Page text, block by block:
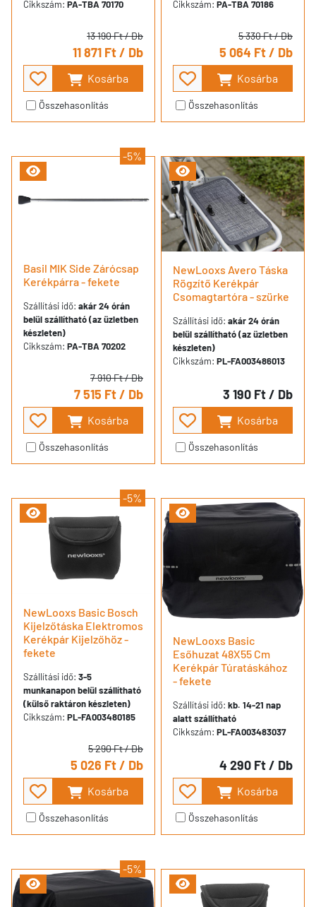
Cikkszám: PA-TBA 70170
13 190 Ft/ Db
11 871 Ft/ Db
Kosárba
Összehasonlítás
Cikkszám: PA-TBA 70186
5 330 Ft/ Db
5 064 Ft/ Db
Kosárba
Összehasonlítás
-5%
Basil MIK Side Zárócsap
Kerékpárra - fekete
Szállítási idő: akár 24 órán
belül szállítható (az üzletben
készleten)
Cikkszám: PA-TBA 70202
7 910 Ft/ Db
7 515 Ft/ Db
Kosárba
Összehasonlítás
NewLooxs Avero Táska
Rögzítő Kerékpár
Csomagtartóra - szürke
Szállítási idő: akár 24 órán
belül szállítható (az üzletben
készleten)
Cikkszám: PL-FA003486013
3 190 Ft/ Db
Kosárba
Összehasonlítás
-5%
NewLooxs Basic Bosch
Kijelzőtáska Elektromos
Kerékpár Kijelzőhöz -
fekete
Szállítási idő: 3-5
munkanapon belül szállítható
(külső raktáron készleten)
Cikkszám: PL-FA003480185
5 290 Ft/ Db
5 026 Ft/ Db
Kosárba
Összehasonlítás
NewLooxs Basic
Esőhuzat 48X55 Cm
Kerékpár Túratáskához
- fekete
Szállítási idő: kb. 14-21 nap
alatt szállítható
Cikkszám: PL-FA003483037
4 290 Ft/ Db
Kosárba
Összehasonlítás
-5%